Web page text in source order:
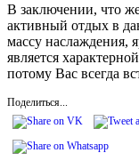
В заключении, что
активный отдых в
массу наслаждения,
является
потому Вас всегда
Поделиться...